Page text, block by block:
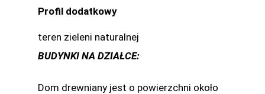
Profil dodatkowy
teren zieleni naturalnej
BUDYNKI NA DZIAŁCE:
Dom drewniany jest o powierzchni około